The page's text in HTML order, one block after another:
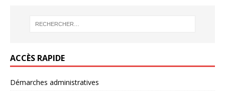
ACCÈS RAPIDE
Démarches administratives